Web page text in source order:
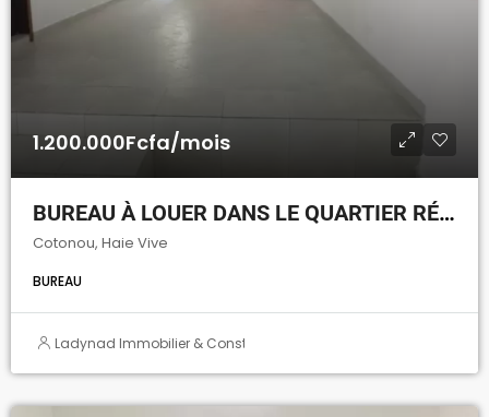
1.200.000Fcfa/mois
BUREAU À LOUER DANS LE QUARTIER RÉSIDENCE DE LA HAIE VIVE
Cotonou, Haie Vive
BUREAU
Ladynad Immobilier & Construction